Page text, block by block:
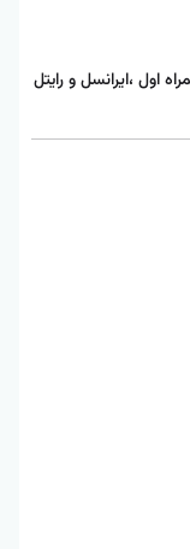
اول ،ایرانسل و رایتل